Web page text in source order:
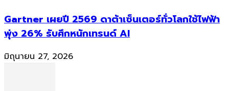
Gartner เผยปี 2569 ดาต้าเซ็นเตอร์ทั่วโลกใช้ไฟฟ้า
พุ่ง 26% รับศึกหนักเทรนด์ AI
มิถุนายน 27, 2026